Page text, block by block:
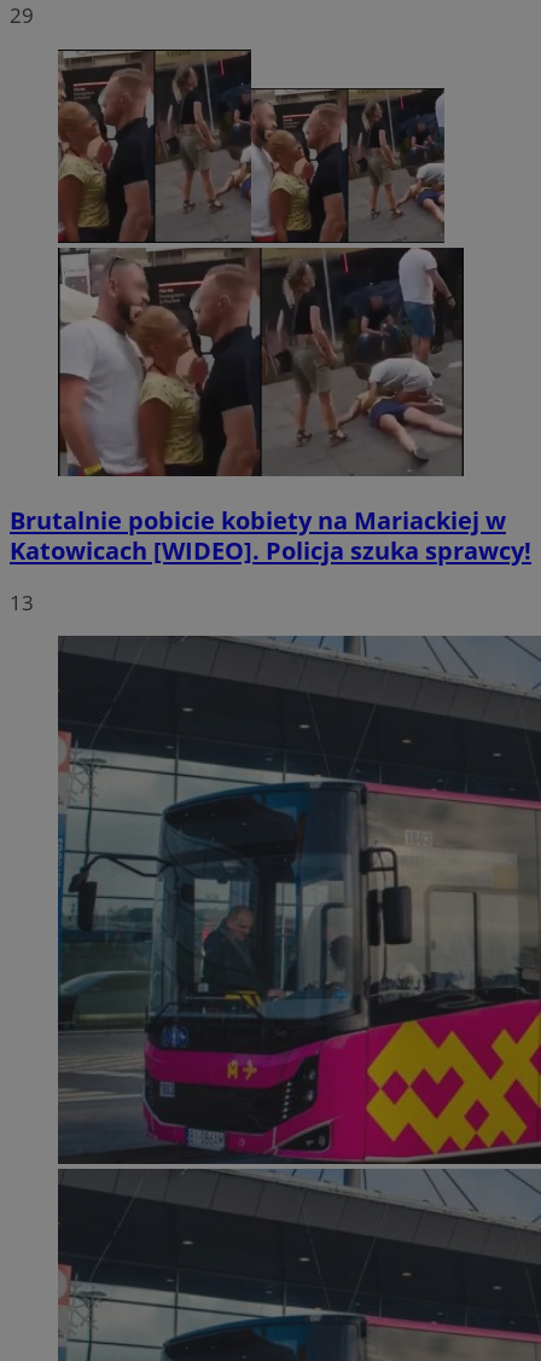
29
Brutalnie pobicie kobiety na Mariackiej w
Katowicach [WIDEO]. Policja szuka sprawcy!
13